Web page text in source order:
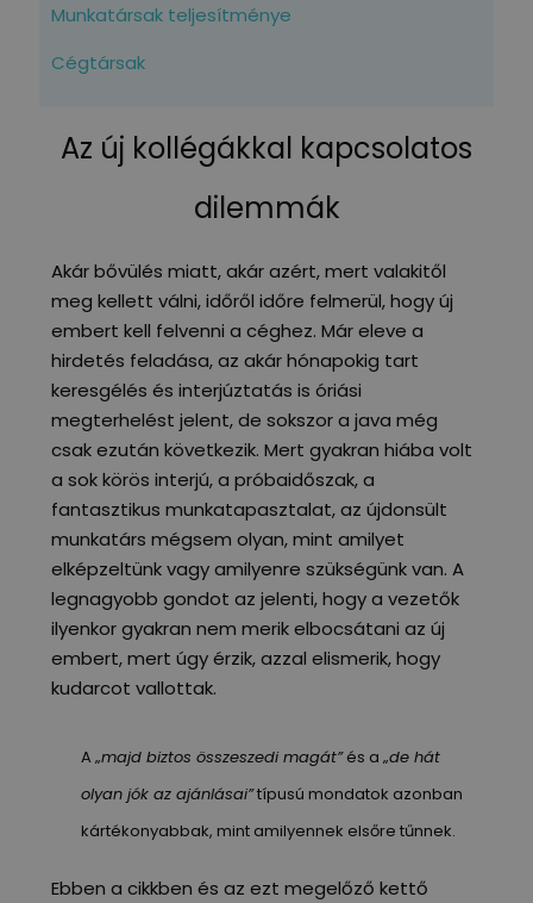
Munkatársak teljesítménye
Cégtársak
Az új kollégákkal kapcsolatos
dilemmák
Akár bővülés miatt, akár azért, mert valakitől
meg kellett válni, időről időre felmerül, hogy új
embert kell felvenni a céghez. Már eleve a
hirdetés feladása, az akár hónapokig tart
keresgélés és interjúztatás is óriási
megterhelést jelent, de sokszor a java még
csak ezután következik. Mert gyakran hiába volt
a sok körös interjú, a próbaidőszak, a
fantasztikus munkatapasztalat, az újdonsült
munkatárs mégsem olyan, mint amilyet
elképzeltünk vagy amilyenre szükségünk van. A
legnagyobb gondot az jelenti, hogy a vezetők
ilyenkor gyakran nem merik elbocsátani az új
embert, mert úgy érzik, azzal elismerik, hogy
kudarcot vallottak.
A „majd biztos összeszedi magát”és a „de hát
olyan jók az ajánlásai”típusú mondatok azonban
kártékonyabbak, mint amilyennek elsőre tűnnek.
Ebben a cikkben és az ezt megelőző kettő